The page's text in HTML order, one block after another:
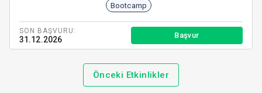
Bootcamp
SON BAŞVURU:
31.12.2026 Başvur
Önceki Etkinlikler